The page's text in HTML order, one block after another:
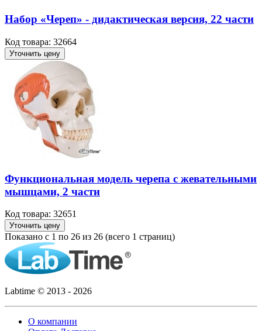
Набор «Череп» - дидактическая версия, 22 части
Код товара: 32664
Уточнить цену
Функциональная модель черепа с жевательными
мышцами, 2 части
Код товара: 32651
Уточнить цену
Показано с 1 по 26 из 26 (всего 1 страниц)
Labtime © 2013 - 2026
О компании